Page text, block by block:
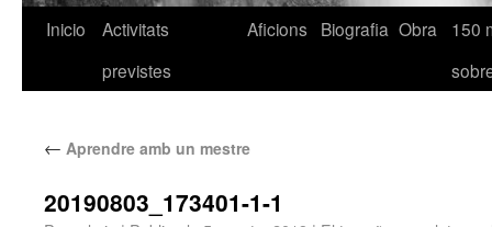
Inicio
Activitats
previstes
Aficions Biografia Obra
150
← Aprendre amb un mestre
20190803_173401-1-1